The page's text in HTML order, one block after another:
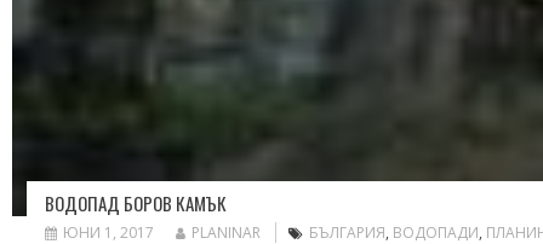
ВОДОПАД БОРОВ КАМЪК
ЮНИ 1, 2017 PLANINAR БЪЛГАРИЯ, ВОДОПАДИ,